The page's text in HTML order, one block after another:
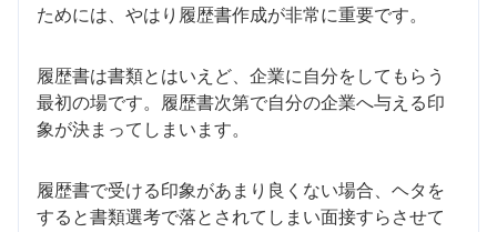
ためには、やはり履歴書作成が非常に重要です。
履歴書は書類とはいえど、企業に自分をしてもらう
最初の場です。履歴書次第で自分の企業へ与える印
象が決まってしまいます。
履歴書で受ける印象があまり良くない場合、ヘタを
すると書類選考で落とされてしまい面接すらさせて